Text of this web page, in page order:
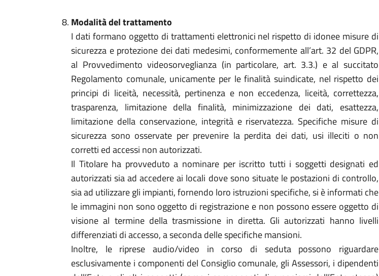
Modalità del trattamento
I dati formano oggetto di trattamenti elettronici nel rispetto di idonee misure di
sicurezza e protezione dei dati medesimi, conformemente all’art. 32 del GDPR,
al Provvedimento videosorveglianza (in particolare, art. 3.3.) e al succitato
Regolamento comunale, unicamente per le finalità suindicate, nel rispetto dei
principi di liceità, necessità, pertinenza e non eccedenza, liceità, correttezza,
trasparenza, limitazione della finalità, minimizzazione dei dati, esattezza,
limitazione della conservazione, integrità e riservatezza. Specifiche misure di
sicurezza sono osservate per prevenire la perdita dei dati, usi illeciti o non
corretti ed accessi non autorizzati.
Il Titolare ha provveduto a nominare per iscritto tutti i soggetti designati ed
autorizzati sia ad accedere ai locali dove sono situate le postazioni di controllo,
sia ad utilizzare gli impianti, fornendo loro istruzioni specifiche, si è informati che
le immagini non sono oggetto di registrazione e non possono essere oggetto di
visione al termine della trasmissione in diretta. Gli autorizzati hanno livelli
differenziati di accesso, a seconda delle specifiche mansioni.
Inoltre, le riprese audio/video in corso di seduta possono riguardare
esclusivamente i componenti del Consiglio comunale, gli Assessori, i dipendenti